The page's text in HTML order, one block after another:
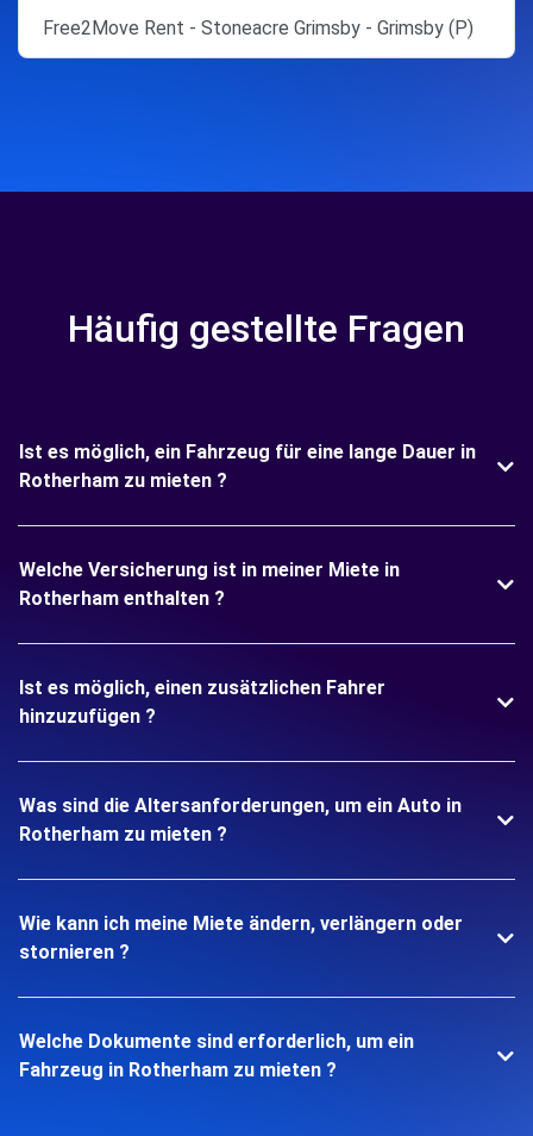
Free2Move Rent - Stoneacre Grimsby - Grimsby (P)
Häufig gestellte Fragen
Ist es möglich, ein Fahrzeug für eine lange Dauer in
Rotherham zu mieten ?
Welche Versicherung ist in meiner Miete in
Rotherham enthalten ?
Ist es möglich, einen zusätzlichen Fahrer
hinzuzufügen ?
Was sind die Altersanforderungen, um ein Auto in
Rotherham zu mieten ?
Wie kann ich meine Miete ändern, verlängern oder
stornieren ?
Welche Dokumente sind erforderlich, um ein
Fahrzeug in Rotherham zu mieten ?